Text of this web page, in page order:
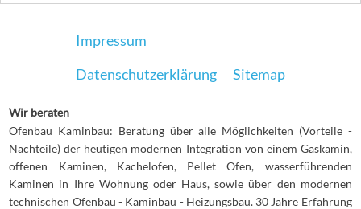
Impressum
Datenschutzerklärung
Sitemap
Wir beraten
Ofenbau Kaminbau: Beratung über alle Möglichkeiten (Vorteile -
Nachteile) der heutigen modernen Integration von einem Gaskamin,
offenen Kaminen, Kachelofen, Pellet Ofen, wasserführenden
Kaminen in Ihre Wohnung oder Haus, sowie über den modernen
technischen Ofenbau - Kaminbau - Heizungsbau. 30 Jahre Erfahrung